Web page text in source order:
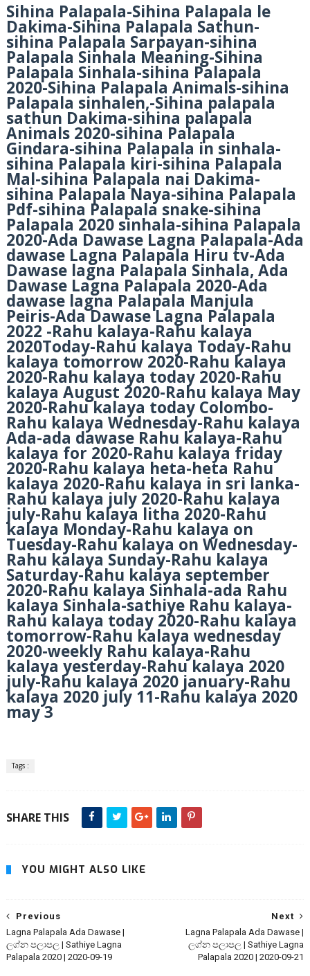
Sihina Palapala-Sihina Palapala le
Dakima-Sihina Palapala Sathun-
sihina Palapala Sarpayan-sihina
Palapala Sinhala Meaning-Sihina
Palapala Sinhala-sihina Palapala
2020-Sihina Palapala Animals-sihina
Palapala sinhalen,-Sihina palapala
sathun Dakima-sihina palapala
Animals 2020-sihina Palapala
Gindara-sihina Palapala in sinhala-
sihina Palapala kiri-sihina Palapala
Mal-sihina Palapala nai Dakima-
sihina Palapala Naya-sihina Palapala
Pdf-sihina Palapala snake-sihina
Palapala 2020 sinhala-sihina Palapala
2020-Ada Dawase Lagna Palapala-Ada
dawase Lagna Palapala Hiru tv-Ada
Dawase lagna Palapala Sinhala, Ada
Dawase Lagna Palapala 2020-Ada
dawase lagna Palapala Manjula
Peiris-Ada Dawase Lagna Palapala
2022 -Rahu kalaya-Rahu kalaya
2020Today-Rahu kalaya Today-Rahu
kalaya tomorrow 2020-Rahu kalaya
2020-Rahu kalaya today 2020-Rahu
kalaya August 2020-Rahu kalaya May
2020-Rahu kalaya today Colombo-
Rahu kalaya Wednesday-Rahu kalaya
Ada-ada dawase Rahu kalaya-Rahu
kalaya for 2020-Rahu kalaya friday
2020-Rahu kalaya heta-heta Rahu
kalaya 2020-Rahu kalaya in sri lanka-
Rahu kalaya july 2020-Rahu kalaya
july-Rahu kalaya litha 2020-Rahu
kalaya Monday-Rahu kalaya on
Tuesday-Rahu kalaya on Wednesday-
Rahu kalaya Sunday-Rahu kalaya
Saturday-Rahu kalaya september
2020-Rahu kalaya Sinhala-ada Rahu
kalaya Sinhala-sathiye Rahu kalaya-
Rahu kalaya today 2020-Rahu kalaya
tomorrow-Rahu kalaya wednesday
2020-weekly Rahu kalaya-Rahu
kalaya yesterday-Rahu kalaya 2020
july-Rahu kalaya 2020 january-Rahu
kalaya 2020 july 11-Rahu kalaya 2020
may 3
Tags :
SHARE THIS
YOU MIGHT ALSO LIKE
Next
Lagna Palapala Ada Dawase |
ලග්න පලාපල | Sathiye Lagna
Palapala 2020 | 2020-09-21
Previous
Lagna Palapala Ada Dawase |
ලග්න පලාපල | Sathiye Lagna
Palapala 2020 | 2020-09-19